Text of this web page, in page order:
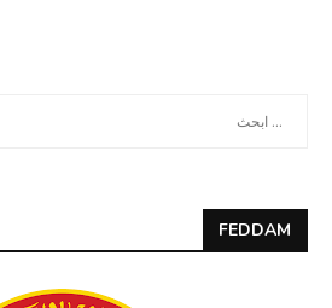
FEDDAM